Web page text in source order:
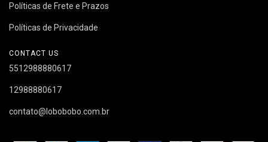
Políticas de Frete e Prazos
Políticas de Privacidade
CONTACT US
5512988880617
12988880617
contato@lobobobo.com.br